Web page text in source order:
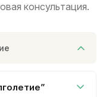
консультация.